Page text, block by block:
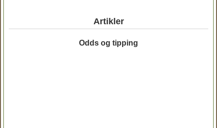
Artikler
Odds og tipping